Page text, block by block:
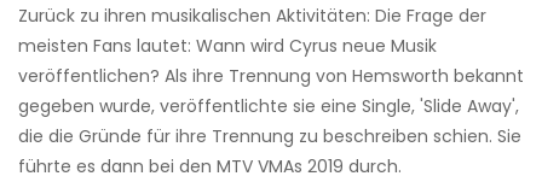
Zurück zu ihren musikalischen Aktivitäten: Die Frage der
meisten Fans lautet: Wann wird Cyrus neue Musik
veröffentlichen? Als ihre Trennung von Hemsworth bekannt
gegeben wurde, veröffentlichte sie eine Single, 'Slide Away',
die die Gründe für ihre Trennung zu beschreiben schien. Sie
führte es dann bei den MTV VMAs 2019 durch.